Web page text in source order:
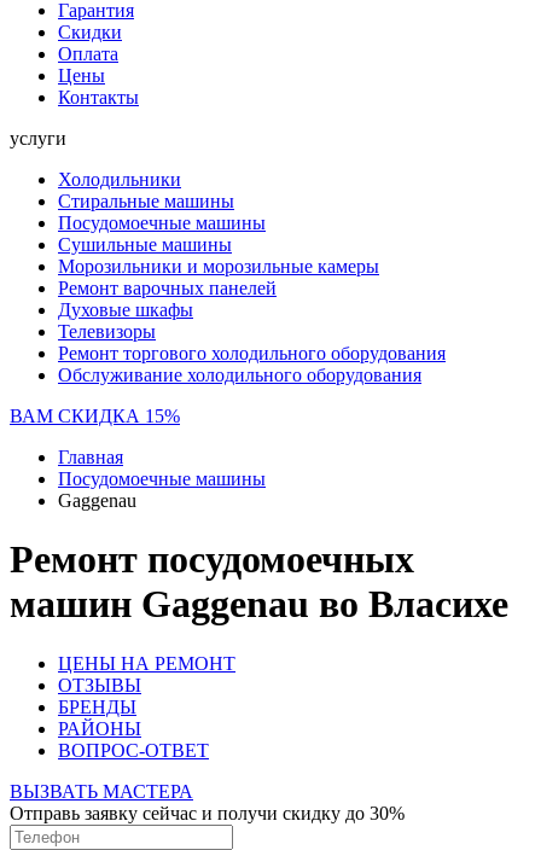
Гарантия
Скидки
Оплата
Цены
Контакты
услуги
Холодильники
Стиральные машины
Посудомоечные машины
Сушильные машины
Морозильники и морозильные камеры
Ремонт варочных панелей
Духовые шкафы
Телевизоры
Ремонт торгового холодильного оборудования
Обслуживание холодильного оборудования
ВАМ СКИДКА 15%
Главная
Посудомоечные машины
Gaggenau
Ремонт посудомоечных
машин Gaggenau во Власихе
ЦЕНЫ НА РЕМОНТ
ОТЗЫВЫ
БРЕНДЫ
РАЙОНЫ
ВОПРОС-ОТВЕТ
ВЫЗВАТЬ МАСТЕРА
Отправь заявку сейчас и получи скидку до 30%